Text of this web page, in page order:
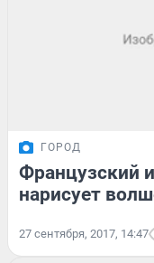
ГОРОД
Французский
нарисует
27 сентября, 2017, 14:47